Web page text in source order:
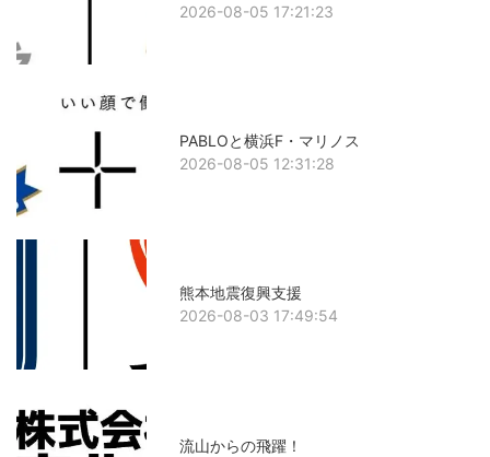
2026-08-05 17:21:23
PABLOと横浜F・マリノス
2026-08-05 12:31:28
熊本地震復興支援
2026-08-03 17:49:54
流山からの飛躍！